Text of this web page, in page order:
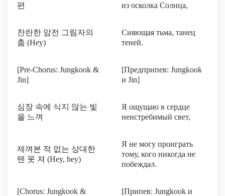
편
из осколка Солнца,
찬란한 암전 그림자의
춤 (Hey)
Сияющая тьма, танец
теней.
[Pre-Chorus: Jungkook &
Jin]
[Предприпев: Jungkook
и Jin]
심장 속에 식지 않는 빛
을 느껴
Я ощущаю в сердце
неистребимый свет,
제껴본 적 없는 상대한
텐 못 져 (Hey, hey)
Я не могу проиграть
тому, кого никогда не
побеждал.
[Chorus: Jungkook &
[Припев: Jungkook и